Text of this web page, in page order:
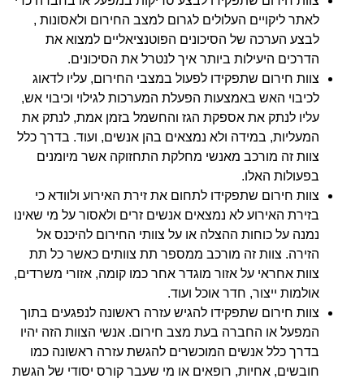
לאתר ליקויים העלולים לגרום למצב החירום ולאסונות ,
לבצע הערכה של הסיכונים הפוטנציאליים למצוא את
הדרכים היעילות ביותר איך לנטרל את הסיכונים.
צוות חירום שתפקידו לפעול במצבי החירום, עליו לדאוג
לכיבוי האש באמצעות הפעלת המערכות לגילוי וכיבוי אש,
עליו לנתק את אספקת הגז והחשמל בזמן אמת, לנתק את
המעליות, במידה ולא נמצאים בהן אנשים, ועוד. בדרך כלל
צוות זה מורכב מאנשי מחלקת התחזוקה אשר מיומנים
בפעולות האלו.
צוות חירום שתפקידו לתחום את זירת האירוע ולוודא כי
בזירת האירוע לא נמצאים אנשים זרים ולאסור על מי שאינו
נמנה על כוחות ההצלה או על צוותי החירום להיכנס אל
הזירה. צוות זה מורכב ממספר תת צוותים כאשר כל תת
צוות אחראי על אזור מוגדר אחר כמו קומה, אזורי משרדים,
אולמות ייצור, חדר אוכל ועוד.
צוות חירום שתפקידו להגיש עזרה ראשונה לנפגעים בתוך
המפעל או החברה בעת מצב חירום. אנשי הצוות הזה יהיו
בדרך כלל אנשים המוכשרים להגשת עזרה ראשונה כמו
חובשים, אחיות, רופאים או מי שעבר קורס יסודי של הגשת